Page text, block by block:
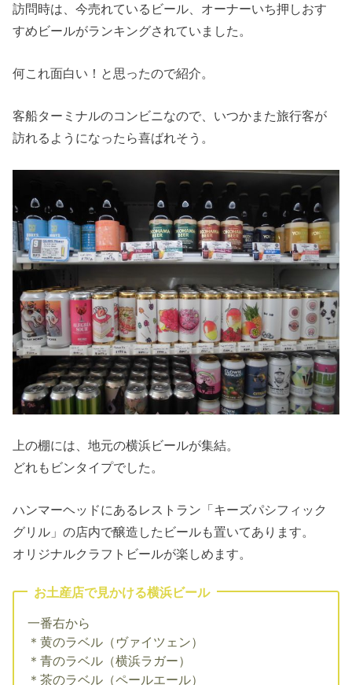
訪問時は、今売れているビール、オーナーいち押しおす
すめビールがランキングされていました。
何これ面白い！と思ったので紹介。
客船ターミナルのコンビニなので、いつかまた旅行客が
訪れるようになったら喜ばれそう。
上の棚には、地元の横浜ビールが集結。
どれもビンタイプでした。
ハンマーヘッドにあるレストラン「キーズパシフィック
グリル」の店内で醸造したビールも置いてあります。
オリジナルクラフトビールが楽しめます。
お土産店で見かける横浜ビール
一番右から
＊黄のラベル（ヴァイツェン）
＊青のラベル（横浜ラガー）
＊茶のラベル（ペールエール）